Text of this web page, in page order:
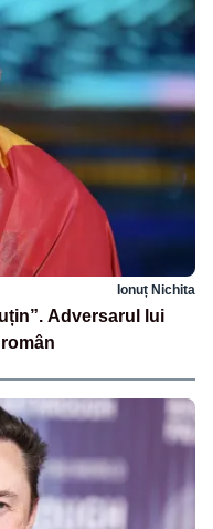
Ionuț Nichita
Adversarul lui